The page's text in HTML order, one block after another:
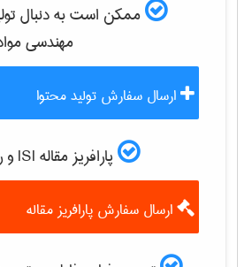
ممکن است به دنبال
مهندسی
ارسال سفارش تولید محتوا
پارافریز مقاله ISI و رفع plagiarism
ارسال سفارش پارافریز مقاله